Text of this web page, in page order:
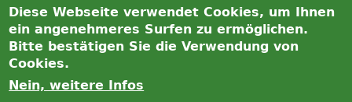
Diese Webseite verwendet Cookies, um Ihnen
ein angenehmeres Surfen zu ermöglichen.
Bitte bestätigen Sie die Verwendung von
Cookies.
Nein, weitere Infos